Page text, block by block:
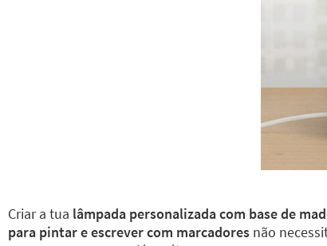
Criar a tua lâmpada personalizada com base de
para pintar e escrever com marcadores não